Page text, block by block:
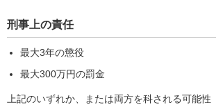
刑事上の責任
最大3年の懲役
最大300万円の罰金
上記のいずれか、または両方を科される可能性